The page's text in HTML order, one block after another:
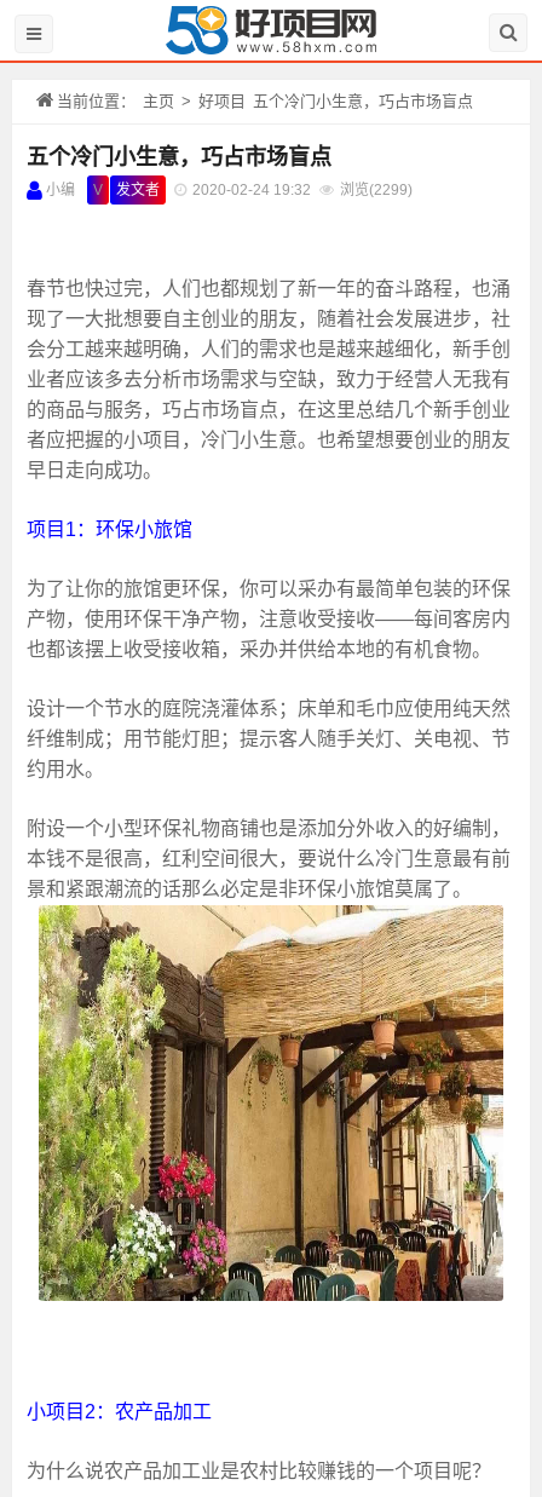
当前位置： 主页 > 好项目 五个冷门小生意，巧占市场盲点
五个冷门小生意，巧占市场盲点
小编 V 发文者 2020-02-24 19:32 浏览(2299)
春节也快过完，人们也都规划了新一年的奋斗路程，也涌
现了一大批想要自主创业的朋友，随着社会发展进步，社
会分工越来越明确，人们的需求也是越来越细化，新手创
业者应该多去分析市场需求与空缺，致力于经营人无我有
的商品与服务，巧占市场盲点，在这里总结几个新手创业
者应把握的小项目，冷门小生意。也希望想要创业的朋友
早日走向成功。
项目1：环保小旅馆
为了让你的旅馆更环保，你可以采办有最简单包装的环保
产物，使用环保干净产物，注意收受接收——每间客房内
也都该摆上收受接收箱，采办并供给本地的有机食物。
设计一个节水的庭院浇灌体系；床单和毛巾应使用纯天然
纤维制成；用节能灯胆；提示客人随手关灯、关电视、节
约用水。
附设一个小型环保礼物商铺也是添加分外收入的好编制，
本钱不是很高，红利空间很大，要说什么冷门生意最有前
景和紧跟潮流的话那么必定是非环保小旅馆莫属了。
小项目2：农产品加工
为什么说农产品加工业是农村比较赚钱的一个项目呢？